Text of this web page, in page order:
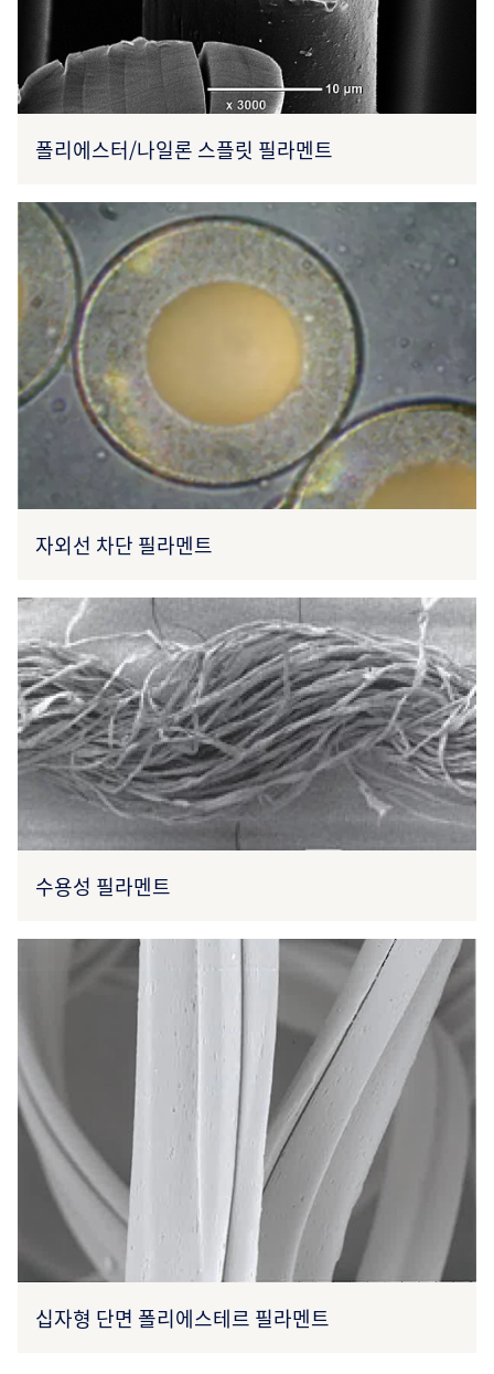
폴리에스터/나일론 스플릿 필라멘트
자외선 차단 필라멘트
수용성 필라멘트
십자형 단면 폴리에스테르 필라멘트